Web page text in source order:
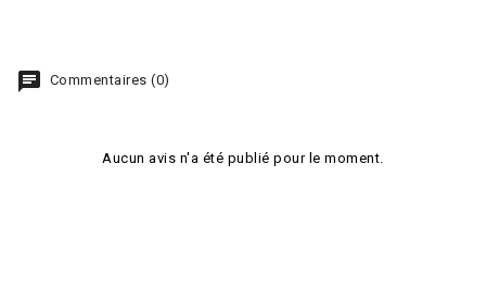
chat Commentaires (0)
Aucun avis n'a été publié pour le moment.